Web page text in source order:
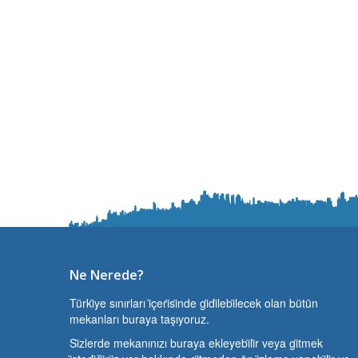
Ne Nerede?
Türki̇ye sınırları i̇çeri̇si̇nde gi̇di̇lebi̇lecek olan bütün
mekanları buraya taşıyoruz.
Si̇zlerde mekanınızı buraya ekleyebi̇li̇r veya gi̇tmek